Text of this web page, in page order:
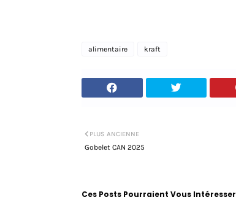
alimentaire kraft
PLUS ANCIENNE
Gobelet CAN 2025
Ces Posts Pourraient Vous Intéresser